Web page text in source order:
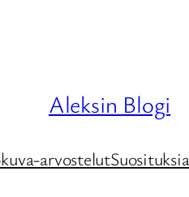
Aleksin Blogi
arvostelutSuosituksia